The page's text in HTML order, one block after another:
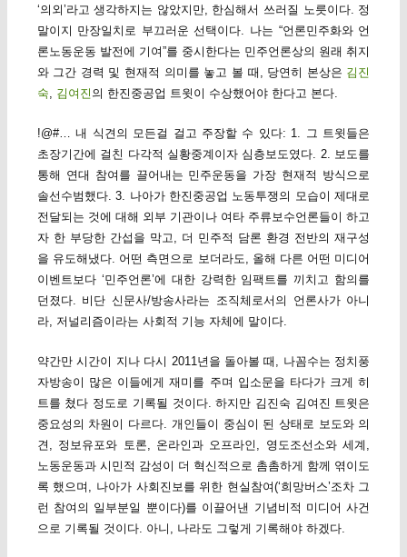
‘의외’라고 생각하지는 않았지만, 한심해서 쓰러질 노릇이다. 정
말이지 만장일치로 부끄러운 선택이다. 나는 “언론민주화와 언
론노동운동 발전에 기여”를 중시한다는 민주언론상의 원래 취지
와 그간 경력 및 현재적 의미를 놓고 볼 때, 당연히 본상은 김진
숙
김여진 의 한진중공업 트윗이 수상했어야 한다고 본다.
!@#… 내 식견의 모든걸 걸고 주장할 수 있다: 1. 그 트윗들은
초장기간에 걸친 다각적 실황중계이자 심층보도였다. 2. 보도를
통해 연대 참여를 끌어내는 민주운동을 가장 현재적 방식으로
솔선수범했다. 3. 나아가 한진중공업 노동투쟁의 모습이 제대로
전달되는 것에 대해 외부 기관이나 여타 주류보수언론들이 하고
자 한 부당한 간섭을 막고, 더 민주적 담론 환경 전반의 재구성
을 유도해냈다. 어떤 측면으로 보더라도, 올해 다른 어떤 미디어
이벤트보다 ‘민주언론’에 대한 강력한 임팩트를 끼치고 함의를
던졌다. 비단 신문사/방송사라는 조직체로서의 언론사가 아니
라, 저널리즘이라는 사회적 기능 자체에 말이다.
약간만 시간이 지나 다시 2011년을 돌아볼 때, 나꼼수는 정치풍
자방송이 많은 이들에게 재미를 주며 입소문을 타다가 크게 히
트를 쳤다 정도로 기록될 것이다. 하지만 김진숙 김여진 트윗은
중요성의 차원이 다르다. 개인들이 중심이 된 상태로 보도와 의
견, 정보유포와 토론, 온라인과 오프라인, 영도조선소와 세계,
노동운동과 시민적 감성이 더 혁신적으로 촘촘하게 함께 엮이도
록 했으며, 나아가 사회진보를 위한 현실참여(‘희망버스’조차 그
런 참여의 일부분일 뿐이다)를 이끌어낸 기념비적 미디어 사건
으로 기록될 것이다. 아니, 나라도 그렇게 기록해야 하겠다.